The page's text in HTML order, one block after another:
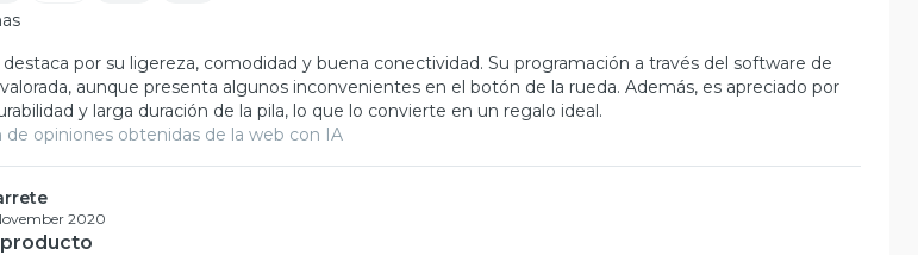
destaca por su ligereza, comodidad y buena conectividad. Su programación a través del software de
aunque presenta algunos inconvenientes en el botón de la rueda. Además, es apreciado por
y larga duración de la pila, lo que lo convierte en un regalo ideal.
de opiniones obtenidas de la web con IA
2020